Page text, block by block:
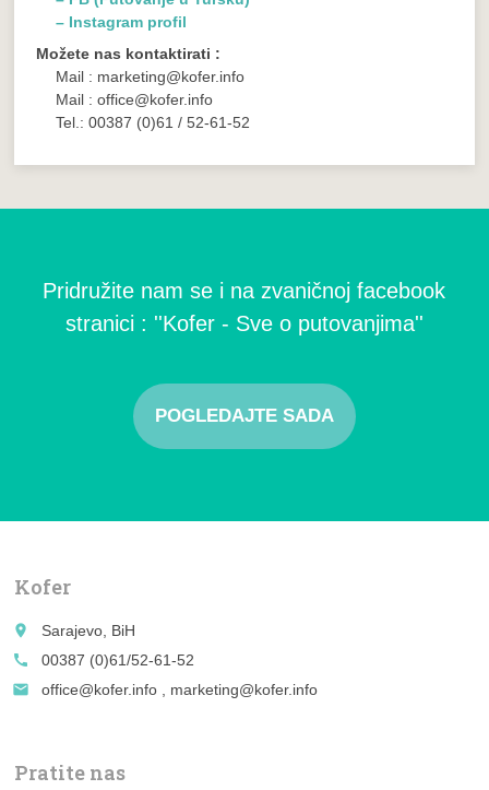
– Instagram profil
Možete nas kontaktirati :
Mail : marketing@kofer.info
Mail : office@kofer.info
Tel.: 00387 (0)61 / 52-61-52
Pridružite nam se i na zvaničnoj facebook
stranici : ''Kofer - Sve o putovanjima''
POGLEDAJTE SADA
Kofer
place
Sarajevo, BiH
call
00387 (0)61/52-61-52
email
office@kofer.info , marketing@kofer.info
Pratite nas